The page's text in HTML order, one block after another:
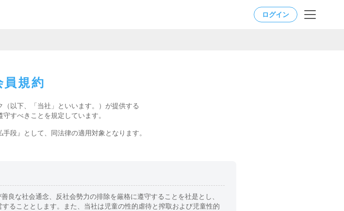
ログイン
員規約
以下、「当社」といいます。）が提供する
すべきことを規定しています。
段』として、同法律の適用対象となります。
良な社会通念、反社会勢力の排除を厳格に遵守することを社是とし、
ることとします。また、当社は児童の性的虐待と搾取および児童性的